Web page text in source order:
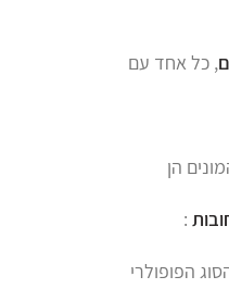
, כל אחד עם
הן
:
הפופולרי